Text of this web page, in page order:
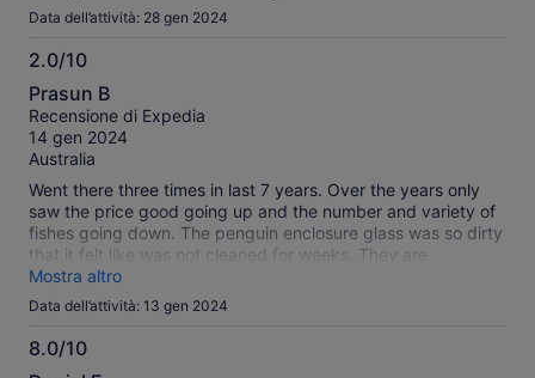
Data dell’attività: 28 gen 2024
2.0/10
2.0
su
10
Prasun B
Recensione di Expedia
14 gen 2024
Australia
Went there three times in last 7 years. Over the years only
saw the price good going up and the number and variety of
fishes going down. The penguin enclosure glass was so dirty
that it felt like was not cleaned for weeks. They are
promoting saying they upgraded but felt like paying extra
money for a downgraded experience. Anyone who went to
other aquariums will sure say that this is probably the
poorest among the lot. Not recommended. Complete waste
of money.
Mostra altro
Data dell’attività: 13 gen 2024
8.0/10
8.0